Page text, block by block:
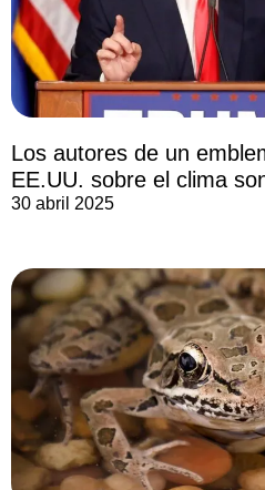
Los autores de un
EE.UU. sobre el clima
30 abril 2025